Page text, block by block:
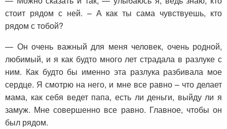
стоит рядом с ней. – А как ты сама чувствуешь, кто
рядом с тобой?
— Он очень важный для меня человек, очень родной,
любимый, и я как будто много лет страдала в разлуке с
ним. Как будто бы именно эта разлука разбивала мое
сердце. Я смотрю на него, и мне все равно – что делает
мама, как себя ведет папа, есть ли деньги, выйду ли я
замуж. Мне совершенно все равно. Главное, чтобы он
был рядом.